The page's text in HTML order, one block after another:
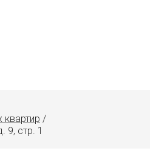
квартир /
9, стр. 1